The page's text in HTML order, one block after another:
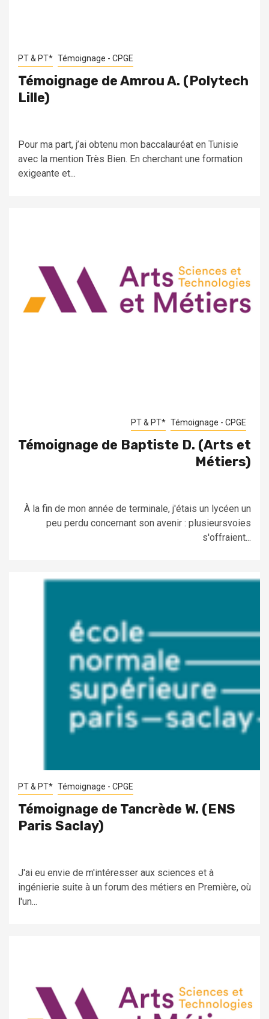
PT & PT* Témoignage - CPGE
Témoignage de Amrou A. (Polytech
Lille)
Pour ma part, j’ai obtenu mon baccalauréat en Tunisie
avec la mention Très Bien. En cherchant une formation
exigeante et...
PT & PT* Témoignage - CPGE
Témoignage de Baptiste D. (Arts et
Métiers)
À la fin de mon année de terminale, j'étais un lycéen un
peu perdu concernant son avenir : plusieursvoies
s'offraient...
PT & PT* Témoignage - CPGE
Témoignage de Tancrède W. (ENS
Paris Saclay)
J'ai eu envie de m'intéresser aux sciences et à
ingénierie suite à un forum des métiers en Première, où
l'un...